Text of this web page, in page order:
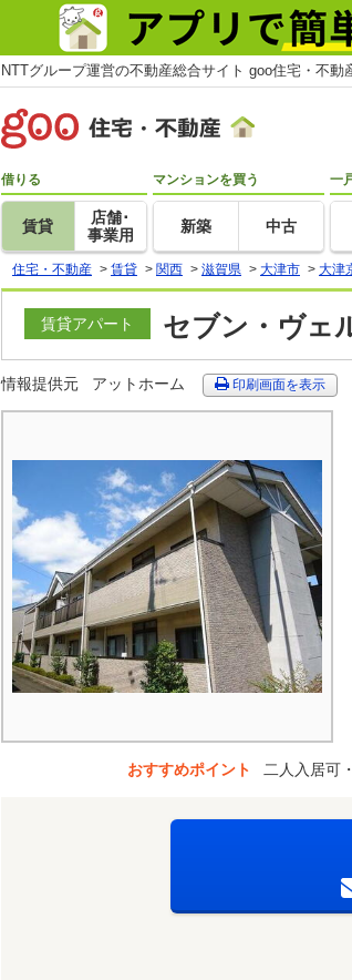
NTTグループ運営の不動産総合サイト goo住宅・不動
借りる
賃貸
店舗･
事業用
マンションを買う
新築 中古
一
住宅・不動産 > 賃貸 > 関西 > 滋賀県 > 大津市 > 大津
賃貸アパート セブン・ヴェ
情報提供元 アットホーム 印刷画面を表示
おすすめポイント 二人入居可